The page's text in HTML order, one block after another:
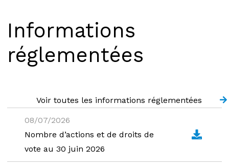
Informations
réglementées
Voir toutes les informations réglementées
08/07/2026
Nombre d’actions et de droits de
vote au 30 juin 2026